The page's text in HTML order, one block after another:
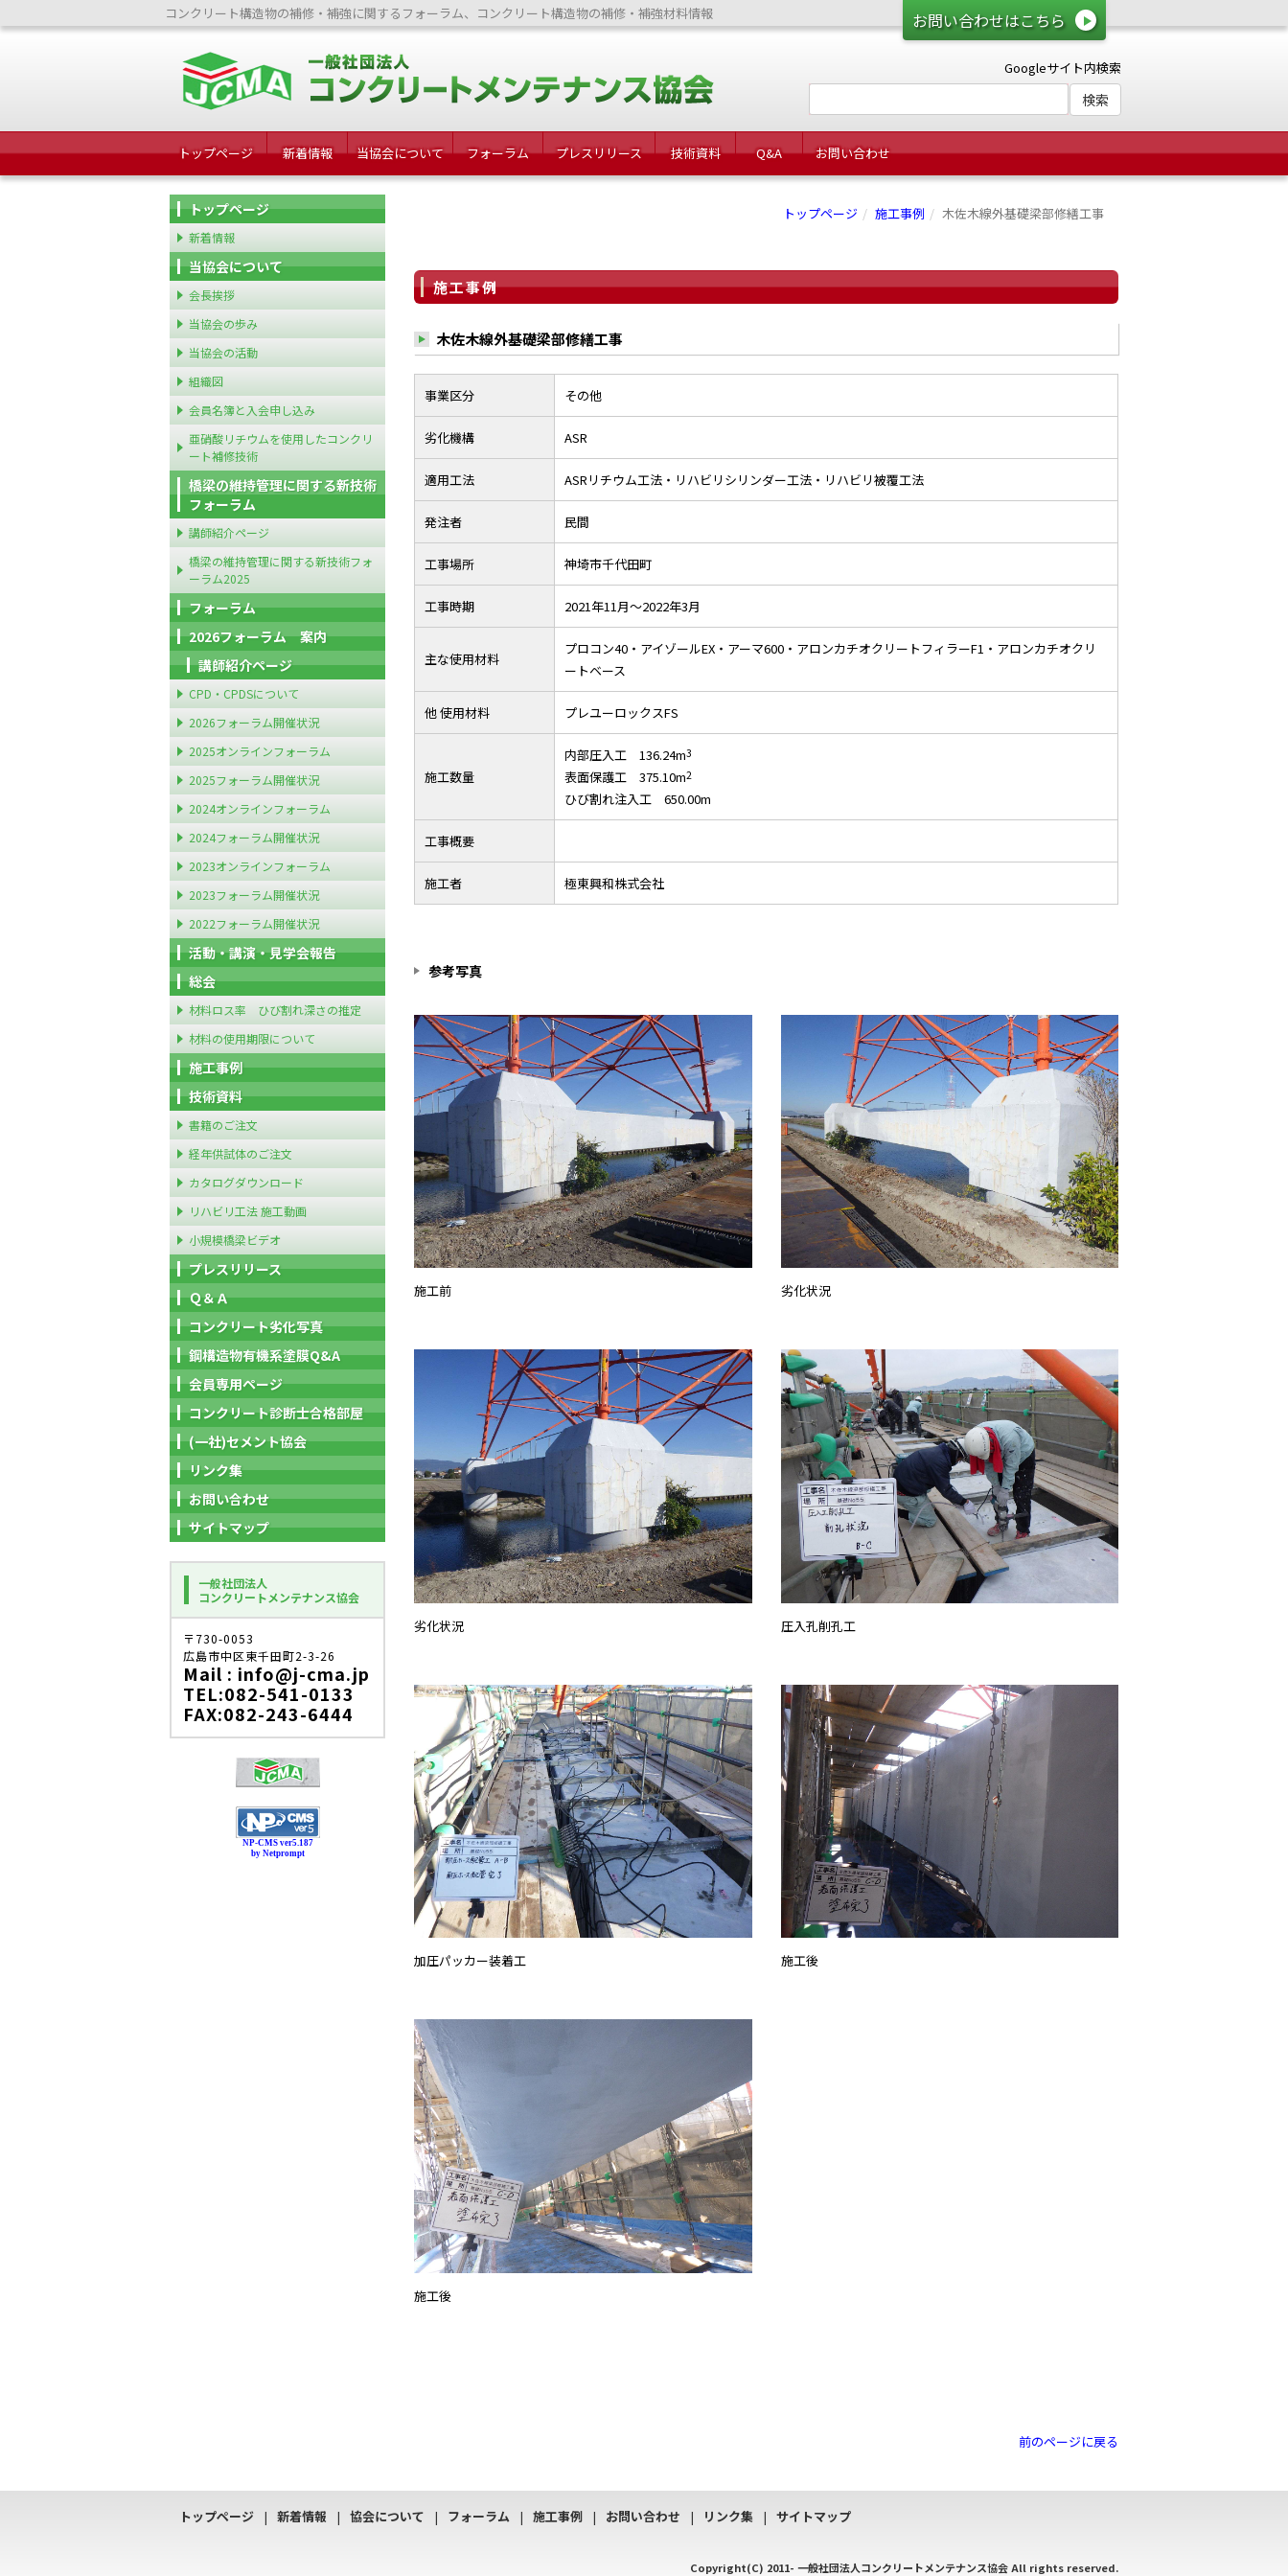
お問い合わせはこちら
コンクリート構造物の補修・補強に関するフォーラム、コンクリート構造物の補修・補強材料情報
Googleサイト内検索
トップページ 新着情報 当協会について フォーラム プレスリリース 技術資料 Q&A お問い合わせ
トップページ 施工事例 木佐木線外基礎梁部修繕工事
施工事例
木佐木線外基礎梁部修繕工事
事業区分 その他
劣化機構 ASR
適用工法 ASRリチウム工法・リハビリシリンダー工法・リハビリ被覆工法
発注者 民間
工事場所 神埼市千代田町
工事時期 2021年11月～2022年3月
主な使用材料
プロコン40・アイゾールEX・アーマ600・アロンカチオクリートフィラーF1・アロンカチオクリ
ートベース
他 使用材料 プレユーロックスFS
施工数量
内部圧入工 136.24m3
表面保護工 375.10m2
ひび割れ注入工 650.00m
工事概要
施工者 極東興和株式会社
参考写真
施工前 劣化状況
劣化状況 圧入孔削孔工
加圧パッカー装着工 施工後
施工後
前のページに戻る
トップページ
新着情報
当協会について
会長挨拶
当協会の歩み
当協会の活動
組織図
会員名簿と入会申し込み
亜硝酸リチウムを使用したコンクリ
ート補修技術
橋梁の維持管理に関する新技術
フォーラム
講師紹介ページ
橋梁の維持管理に関する新技術フォ
ーラム2025
フォーラム
2026フォーラム 案内
講師紹介ページ
CPD・CPDSについて
2026フォーラム開催状況
2025オンラインフォーラム
2025フォーラム開催状況
2024オンラインフォーラム
2024フォーラム開催状況
2023オンラインフォーラム
2023フォーラム開催状況
2022フォーラム開催状況
活動・講演・見学会報告
総会
材料ロス率 ひび割れ深さの推定
材料の使用期限について
施工事例
技術資料
書籍のご注文
経年供試体のご注文
カタログダウンロード
リハビリ工法 施工動画
小規模橋梁ビデオ
プレスリリース
Ｑ＆Ａ
コンクリート劣化写真
鋼構造物有機系塗膜Q&A
会員専用ページ
コンクリート診断士合格部屋
(一社)セメント協会
リンク集
お問い合わせ
サイトマップ
一般社団法人
コンクリートメンテナンス協会
〒730-0053
広島市中区東千田町2-3-26
Mail : info@j-cma.jp
TEL:082-541-0133
FAX:082-243-6444
NP-CMS ver5.187
by Netprompt
トップページ 新着情報 協会について フォーラム 施工事例 お問い合わせ リンク集 サイトマップ
Copyright(C) 2011- 一般社団法人コンクリートメンテナンス協会All rights reserved.